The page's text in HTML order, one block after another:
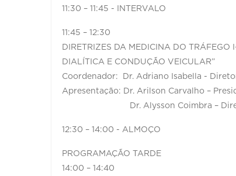
11:30 – 11:45 - INTERVALO
11:45 – 12:30
DIRETRIZES DA MEDICINA DO TRÁFEGO
DIALÍTICA E CONDUÇÃO VEICULAR”
Coordenador: Dr. Adriano Isabella -
Apresentação: Dr. Arilson Carvalho –
Dr. Alysson Coimbra – Diretor
12:30 – 14:00 - ALMOÇO
PROGRAMAÇÃO TARDE
14:00 – 14:40